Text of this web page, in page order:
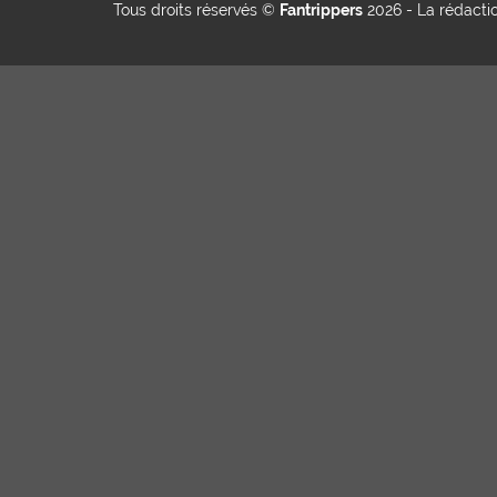
Tous droits réservés © Fantrippers 2026 - La